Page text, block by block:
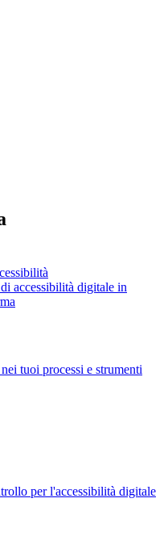
accessibilità digitale in
tuoi processi e strumenti
per l'accessibilità digitale